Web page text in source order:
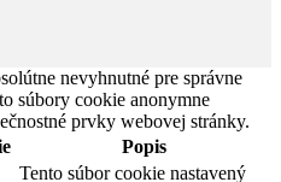
nevyhnutné pre správne
súbory cookie anonymne
prvky webovej stránky.
Popis
Tento súbor cookie nastavený